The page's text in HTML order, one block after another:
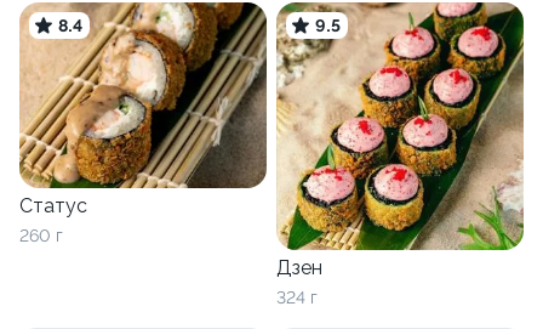
8.4
Статус
260 г
9.5
Дзен
324 г